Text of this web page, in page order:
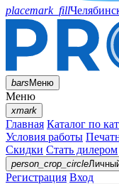
placemark_fill
barsМеню
Меню
xmark
Главная Каталог по
Условия работы
Скидки Стать дилером
person_crop_circle
Регистрация Вход